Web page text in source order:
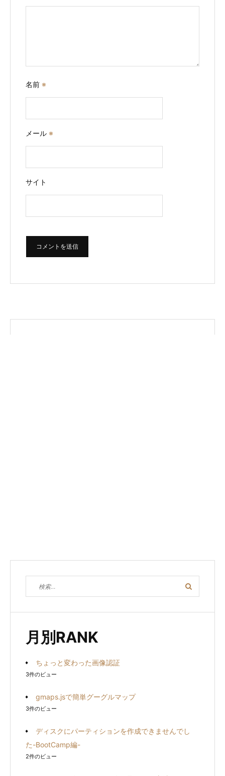
名前 ※
メール ※
サイト
索
検
索
月別RANK
ちょっと変わった画像認証
3件のビュー
gmaps.jsで簡単グーグルマップ
3件のビュー
ディスクにパーティションを作成できませんでし
た-BootCamp編-
2件のビュー